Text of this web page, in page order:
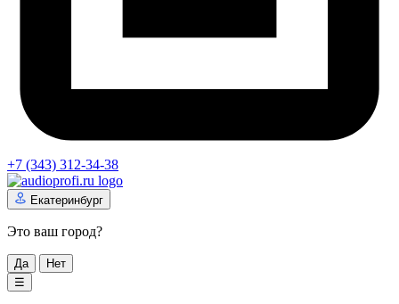
+7 (343) 312-34-38
Екатеринбург
Это ваш город?
Да
Нет
☰